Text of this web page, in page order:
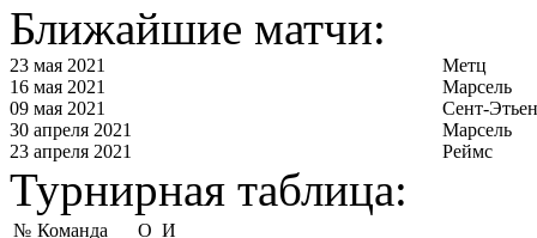
Ближайшие матчи:
23 мая 2021
Метц
16 мая 2021
Марсель
09 мая 2021
Сент-Этьен
30 апреля 2021
Марсель
23 апреля 2021
Реймс
Турнирная таблица:
№ Команда О И